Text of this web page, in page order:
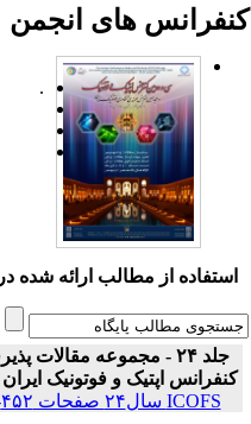
های انجمن
.
استفاده از مطالب ارائه شده در
جلد ۲۴ - مجموعه مقالات
کنفرانس اپتیک و فوتونیک ایران
ICOFS سال۲۴ صفحات ۴۵۲-۴۴۹